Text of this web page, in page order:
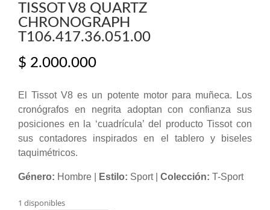
TISSOT V8 QUARTZ
CHRONOGRAPH
T106.417.36.051.00
$ 2.000.000
El Tissot V8 es un potente motor para muñeca. Los
cronógrafos en negrita adoptan con confianza sus
posiciones en la ‘cuadrícula’ del producto Tissot con
sus contadores inspirados en el tablero y biseles
taquimétricos.
Género: Hombre | Estilo: Sport | Colección: T-Sport
1 disponibles